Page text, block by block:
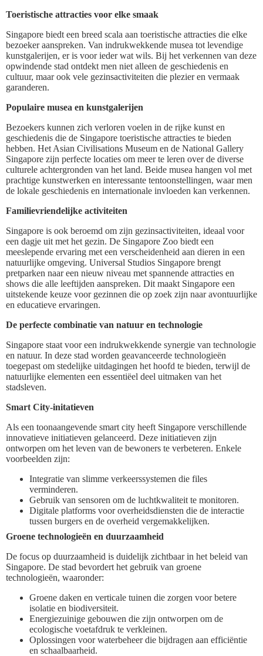
Toeristische attracties voor elke smaak
Singapore biedt een breed scala aan toeristische attracties die elke
bezoeker aanspreken. Van indrukwekkende musea tot levendige
kunstgalerijen, er is voor ieder wat wils. Bij het verkennen van deze
opwindende stad ontdekt men niet alleen de geschiedenis en
cultuur, maar ook vele gezinsactiviteiten die plezier en vermaak
garanderen.
Populaire musea en kunstgalerijen
Bezoekers kunnen zich verloren voelen in de rijke kunst en
geschiedenis die de Singapore toeristische attracties te bieden
hebben. Het Asian Civilisations Museum en de National Gallery
Singapore zijn perfecte locaties om meer te leren over de diverse
culturele achtergronden van het land. Beide musea hangen vol met
prachtige kunstwerken en interessante tentoonstellingen, waar men
de lokale geschiedenis en internationale invloeden kan verkennen.
Familievriendelijke activiteiten
Singapore is ook beroemd om zijn gezinsactiviteiten, ideaal voor
een dagje uit met het gezin. De Singapore Zoo biedt een
meeslepende ervaring met een verscheidenheid aan dieren in een
natuurlijke omgeving. Universal Studios Singapore brengt
pretparken naar een nieuw niveau met spannende attracties en
shows die alle leeftijden aanspreken. Dit maakt Singapore een
uitstekende keuze voor gezinnen die op zoek zijn naar avontuurlijke
en educatieve ervaringen.
De perfecte combinatie van natuur en technologie
Singapore staat voor een indrukwekkende synergie van technologie
en natuur. In deze stad worden geavanceerde technologieën
toegepast om stedelijke uitdagingen het hoofd te bieden, terwijl de
natuurlijke elementen een essentiëel deel uitmaken van het
stadsleven.
Smart City-initatieven
Als een toonaangevende smart city heeft Singapore verschillende
innovatieve initiatieven gelanceerd. Deze initiatieven zijn
ontworpen om het leven van de bewoners te verbeteren. Enkele
voorbeelden zijn:
Integratie van slimme verkeerssystemen die files
verminderen.
Gebruik van sensoren om de luchtkwaliteit te monitoren.
Digitale platforms voor overheidsdiensten die de interactie
tussen burgers en de overheid vergemakkelijken.
Groene technologieën en duurzaamheid
De focus op duurzaamheid is duidelijk zichtbaar in het beleid van
Singapore. De stad bevordert het gebruik van groene
technologieën, waaronder:
Groene daken en verticale tuinen die zorgen voor betere
isolatie en biodiversiteit.
Energiezuinige gebouwen die zijn ontworpen om de
ecologische voetafdruk te verkleinen.
Oplossingen voor waterbeheer die bijdragen aan efficiëntie
en schaalbaarheid.